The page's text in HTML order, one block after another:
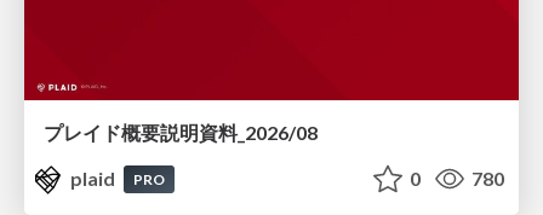
プレイド概要説明資料_2026/08
plaid
PRO 0 780